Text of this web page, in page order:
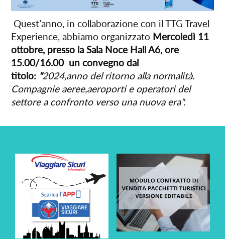
Quest’anno, in collaborazione con il TTG Travel
Experience, abbiamo organizzato Mercoledì 11
ottobre, presso la Sala Noce Hall A6, ore
15.00/16.00 un convegno dal
titolo: "2024,anno del ritorno alla normalità.
Compagnie aeree,aeroporti e operatori del
settore a confronto verso una nuova era".